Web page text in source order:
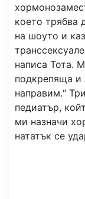
което трябва
на шоуто и
написа Тота.
подкрепяща и
направим.“
педиатър,
ми назначи
нататък се